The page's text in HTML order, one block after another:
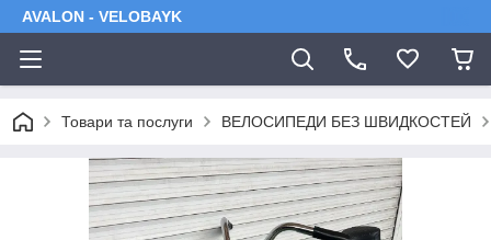
AVALON - VELOBAYK
Товари та послуги ВЕЛОСИПЕДИ БЕЗ ШВИДКОСТЕЙ